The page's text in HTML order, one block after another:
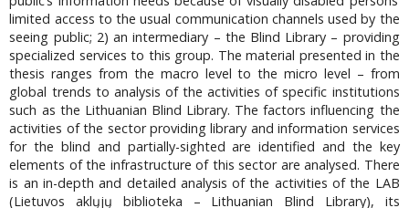
limited access to the usual communication channels used by the
seeing public; 2) an intermediary – the Blind Library – providing
specialized services to this group. The material presented in the
thesis ranges from the macro level to the micro level – from
global trends to analysis of the activities of specific institutions
such as the Lithuanian Blind Library. The factors influencing the
activities of the sector providing library and information services
for the blind and partially-sighted are identified and the key
elements of the infrastructure of this sector are analysed. There
is an in-depth and detailed analysis of the activities of the LAB
(Lietuvos aklųjų biblioteka – Lithuanian Blind Library), its